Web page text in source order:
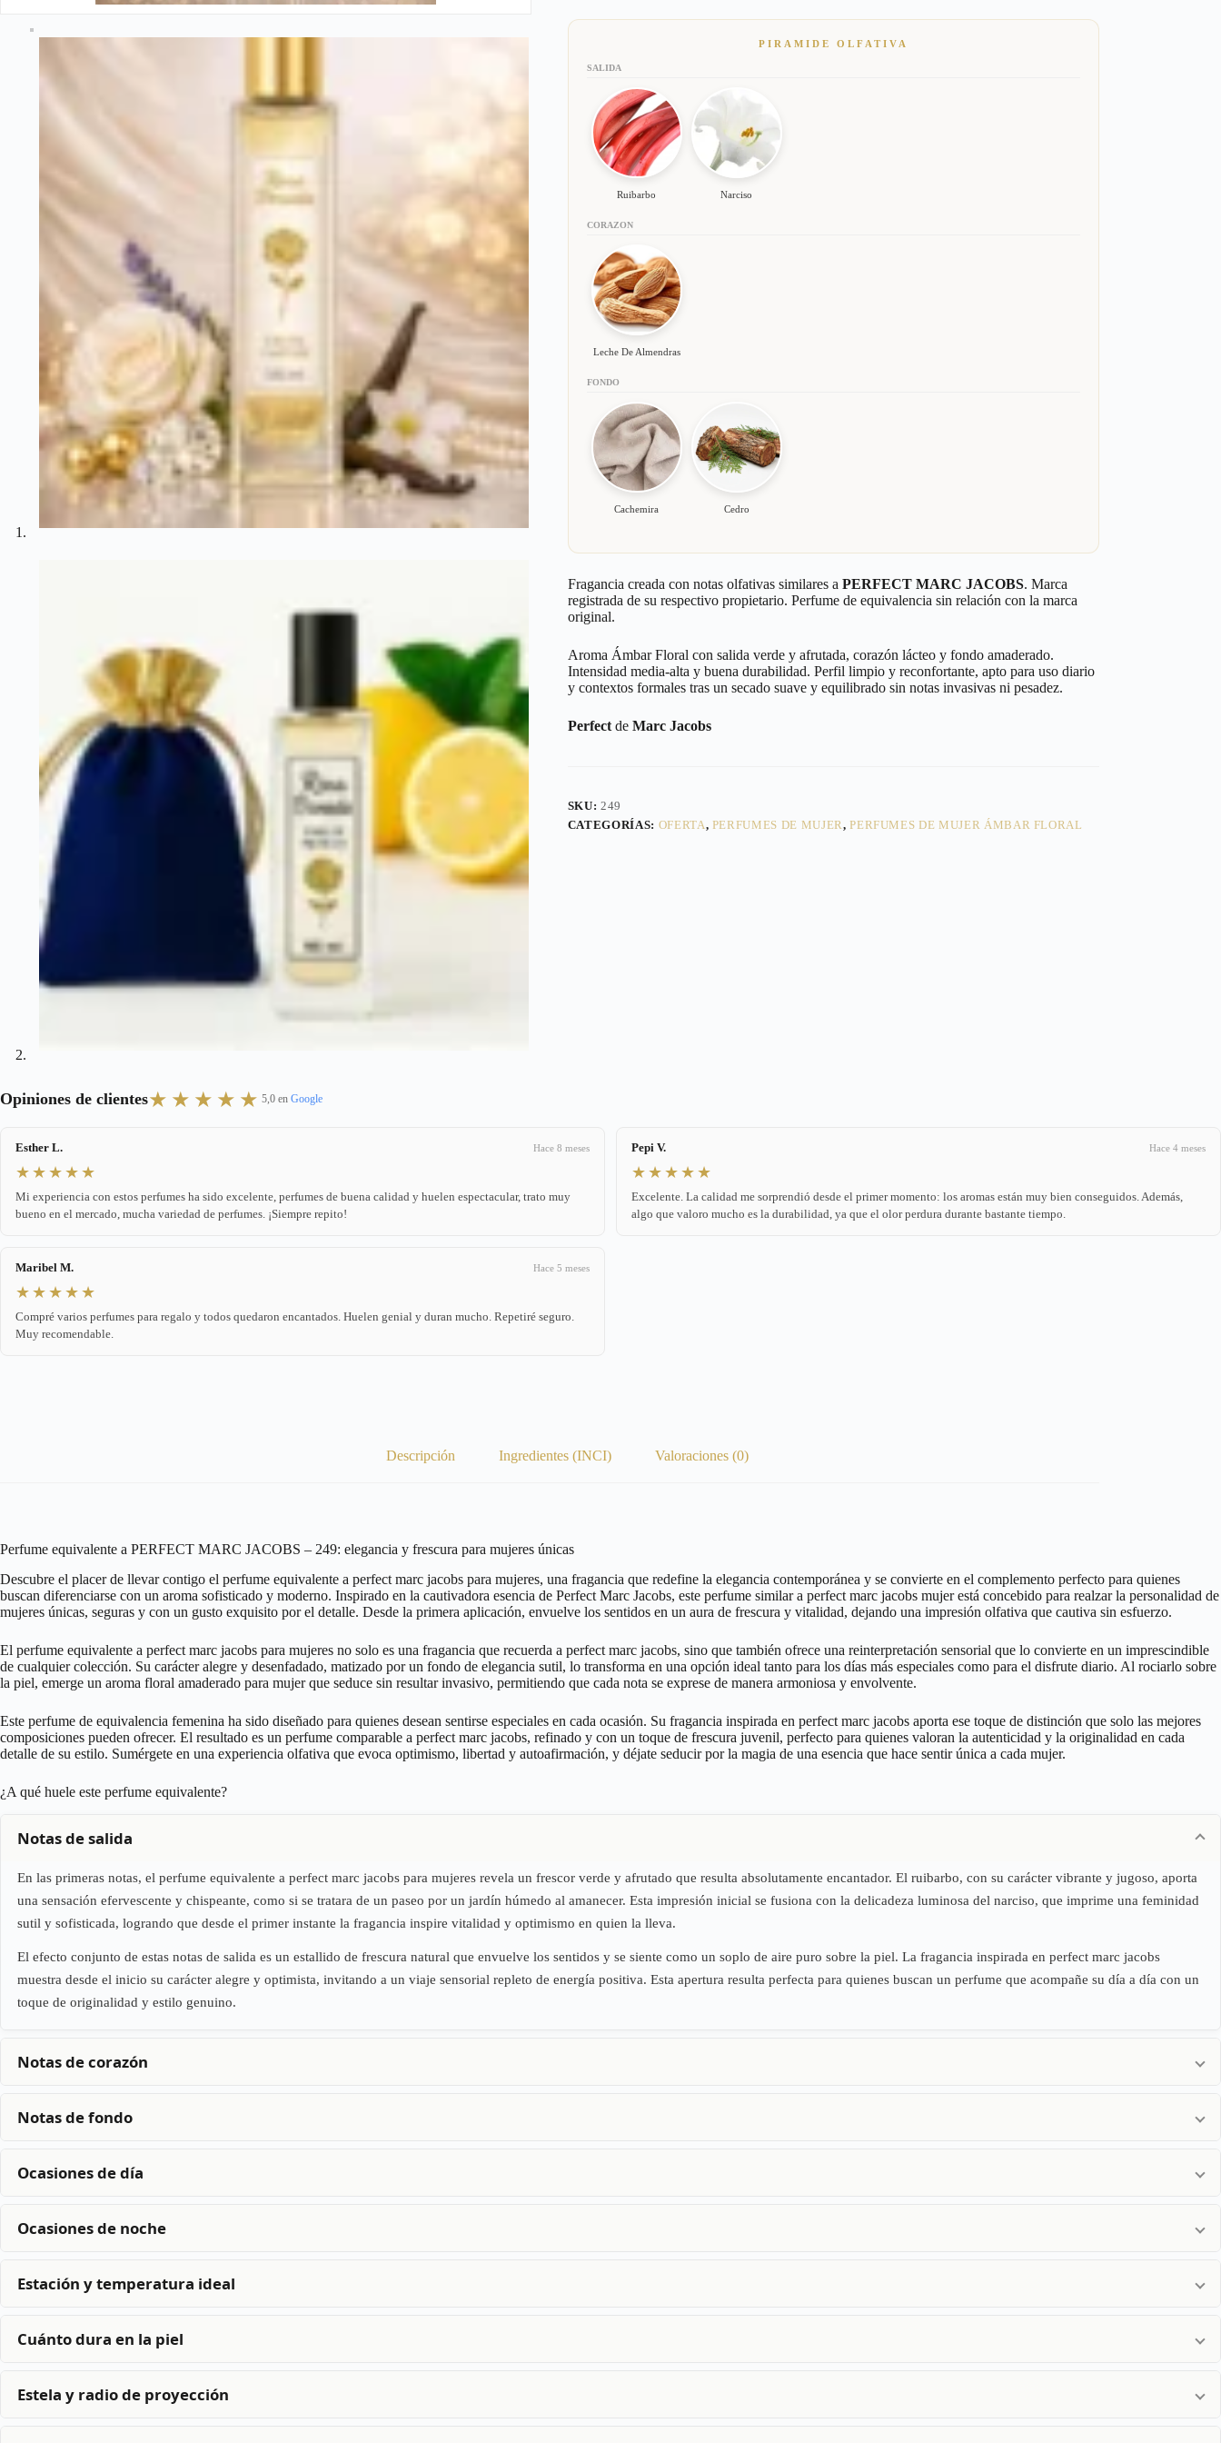
PIRAMIDE OLFATIVA
SALIDA
Ruibarbo Narciso
CORAZON
Leche De Almendras
FONDO
Cachemira Cedro
Fragancia creada con notas olfativas similares a PERFECT MARC JACOBS. Marca
registrada de su respectivo propietario. Perfume de equivalencia sin relación con la marca
original.
Aroma Ámbar Floral con salida verde y afrutada, corazón lácteo y fondo amaderado.
Intensidad media-alta y buena durabilidad. Perfil limpio y reconfortante, apto para uso diario
y contextos formales tras un secado suave y equilibrado sin notas invasivas ni pesadez.
Perfectde Marc Jacobs
SKU:249
CATEGORÍAS: OFERTA, PERFUMES DE MUJER,PERFUMES DE MUJER ÁMBAR FLORAL
Opiniones de clientes★★★★★ 5,0 en Google
Esther L. Hace 8 meses
★★★★★
Mi experiencia con estos perfumes ha sido excelente, perfumes de buena calidad y huelen espectacular, trato muy
bueno en el mercado, mucha variedad de perfumes. ¡Siempre repito!
Pepi V. Hace 4 meses
★★★★★
Excelente. La calidad me sorprendió desde el primer momento: los aromas están muy bien conseguidos. Además,
algo que valoro mucho es la durabilidad, ya que el olor perdura durante bastante tiempo.
Maribel M. Hace 5 meses
★★★★★
Compré varios perfumes para regalo y todos quedaron encantados. Huelen genial y duran mucho. Repetiré seguro.
Muy recomendable.
Descripción Ingredientes (INCI) Valoraciones (0)
Perfume equivalente a PERFECT MARC JACOBS – 249: elegancia y frescura para mujeres únicas
Descubre el placer de llevar contigo el perfume equivalente a perfect marc jacobs para mujeres, una fragancia que redefine la elegancia contemporánea y se convierte en el complemento perfecto para quienes
buscan diferenciarse con un aroma sofisticado y moderno. Inspirado en la cautivadora esencia de Perfect Marc Jacobs, este perfume similar a perfect marc jacobs mujer está concebido para realzar la personalidad de
mujeres únicas, seguras y con un gusto exquisito por el detalle. Desde la primera aplicación, envuelve los sentidos en un aura de frescura y vitalidad, dejando una impresión olfativa que cautiva sin esfuerzo.
El perfume equivalente a perfect marc jacobs para mujeres no solo es una fragancia que recuerda a perfect marc jacobs, sino que también ofrece una reinterpretación sensorial que lo convierte en un imprescindible
de cualquier colección. Su carácter alegre y desenfadado, matizado por un fondo de elegancia sutil, lo transforma en una opción ideal tanto para los días más especiales como para el disfrute diario. Al rociarlo sobre
la piel, emerge un aroma floral amaderado para mujer que seduce sin resultar invasivo, permitiendo que cada nota se exprese de manera armoniosa y envolvente.
Este perfume de equivalencia femenina ha sido diseñado para quienes desean sentirse especiales en cada ocasión. Su fragancia inspirada en perfect marc jacobs aporta ese toque de distinción que solo las mejores
composiciones pueden ofrecer. El resultado es un perfume comparable a perfect marc jacobs, refinado y con un toque de frescura juvenil, perfecto para quienes valoran la autenticidad y la originalidad en cada
detalle de su estilo. Sumérgete en una experiencia olfativa que evoca optimismo, libertad y autoafirmación, y déjate seducir por la magia de una esencia que hace sentir única a cada mujer.
¿A qué huele este perfume equivalente?
Notas de salida
En las primeras notas, el perfume equivalente a perfect marc jacobs para mujeres revela un frescor verde y afrutado que resulta absolutamente encantador. El ruibarbo, con su carácter vibrante y jugoso, aporta
una sensación efervescente y chispeante, como si se tratara de un paseo por un jardín húmedo al amanecer. Esta impresión inicial se fusiona con la delicadeza luminosa del narciso, que imprime una feminidad
sutil y sofisticada, logrando que desde el primer instante la fragancia inspire vitalidad y optimismo en quien la lleva.
El efecto conjunto de estas notas de salida es un estallido de frescura natural que envuelve los sentidos y se siente como un soplo de aire puro sobre la piel. La fragancia inspirada en perfect marc jacobs
muestra desde el inicio su carácter alegre y optimista, invitando a un viaje sensorial repleto de energía positiva. Esta apertura resulta perfecta para quienes buscan un perfume que acompañe su día a día con un
toque de originalidad y estilo genuino.
Notas de corazón
Notas de fondo
Ocasiones de día
Ocasiones de noche
Estación y temperatura ideal
Cuánto dura en la piel
Estela y radio de proyección